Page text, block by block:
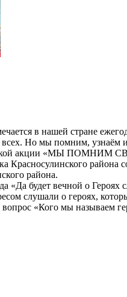
в нашей стране
Но мы помним, узнаём
акции «МЫ ПОМНИМ
района
района.
«Да будет вечной о
слушали о героях,
«Кого мы называем